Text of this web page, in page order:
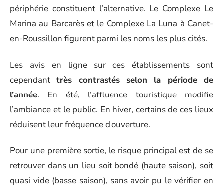
périphérie constituent l’alternative. Le Complexe Le
Marina au Barcarès et le Complexe La Luna à Canet-
en-Roussillon figurent parmi les noms les plus cités.
Les avis en ligne sur ces établissements sont
cependanttrès contrastés selon la période de
l’année. En été, l’affluence touristique modifie
l’ambiance et le public. En hiver, certains de ces lieux
réduisent leur fréquence d’ouverture.
Pour une première sortie, le risque principal est de se
retrouver dans un lieu soit bondé (haute saison), soit
quasi vide (basse saison), sans avoir pu le vérifier en